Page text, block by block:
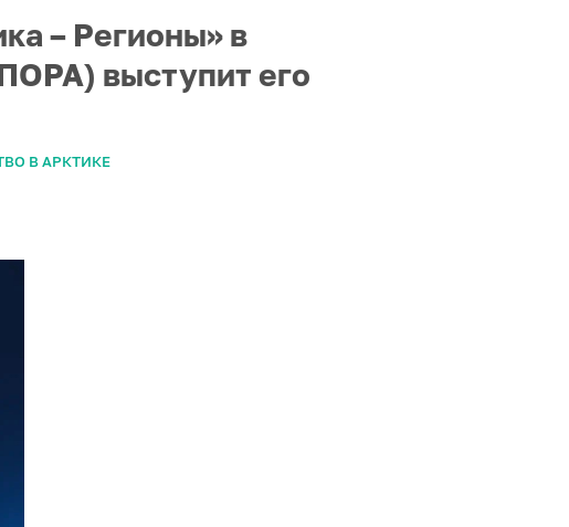
– Регионы» в
выступит его
В АРКТИКЕ